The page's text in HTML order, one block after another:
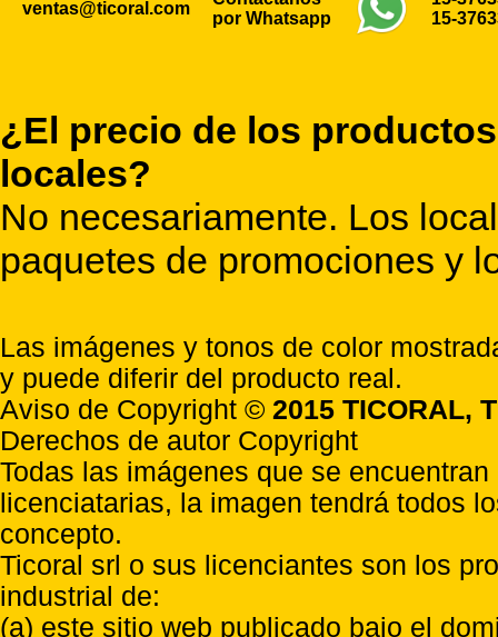
ventas@ticoral.com
por Whatsapp
15-
¿El precio de los
locales?
No necesariamente. Los
paquetes de promociones y
Las imágenes y tonos de color
y puede diferir del producto real.
Aviso de Copyright © 2015 TICORAL,
Derechos de autor Copyright
Todas las imágenes que se
licenciatarias, la imagen tendrá todos
concepto.
Ticoral srl o sus licenciantes son los
industrial de:
(a) este sitio web publicado bajo el